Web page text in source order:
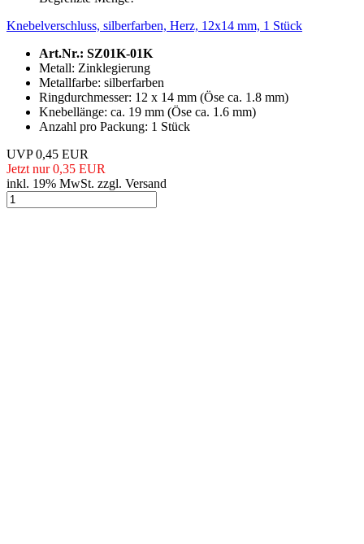
Knebelverschluss, silberfarben, Herz, 12x14 mm, 1 Stück
Art.Nr.: SZ01K-01K
Metall: Zinklegierung
Metallfarbe: silberfarben
Ringdurchmesser: 12 x 14 mm (Öse ca. 1.8 mm)
Knebellänge: ca. 19 mm (Öse ca. 1.6 mm)
Anzahl pro Packung: 1 Stück
UVP 0,45 EUR
Jetzt nur 0,35 EUR
inkl. 19% MwSt. zzgl. Versand